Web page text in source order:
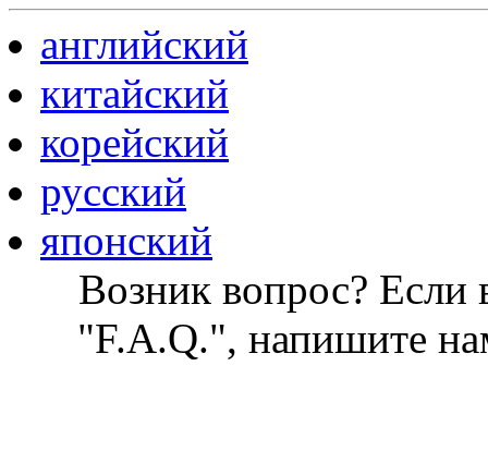
английский
китайский
корейский
русский
японский
Возник вопрос? Если
"F.A.Q.", напишите